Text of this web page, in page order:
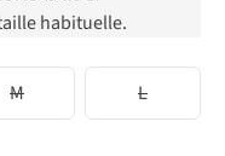
habituelle.
M L